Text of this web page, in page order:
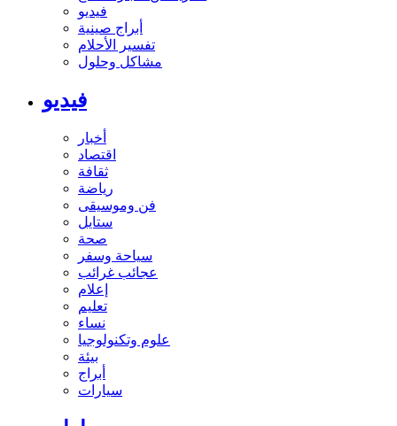
فيديو
أبراج صينية
تفسير الأحلام
مشاكل وحلول
فيديو
أخبار
اقتصاد
ثقافة
رياضة
فن وموسيقى
ستايل
صحة
سياحة وسفر
عجائب غرائب
إعلام
تعليم
نساء
علوم وتكنولوجيا
بيئة
أبراج
سيارات